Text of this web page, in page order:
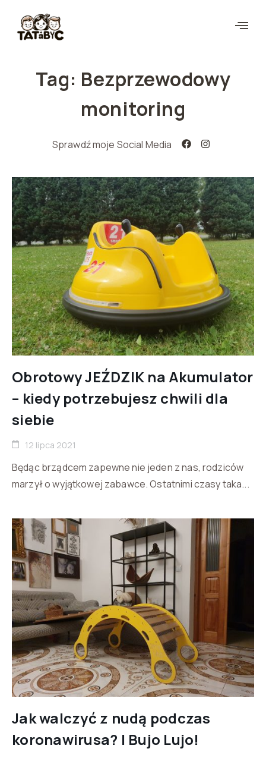
Tag: Bezprzewodowy
monitoring
Sprawdź moje Social Media
Obrotowy JEŹDZIK na Akumulator
– kiedy potrzebujesz chwili dla
siebie
12 lipca 2021
Będąc brządcem zapewne nie jeden z nas, rodziców
marzył o wyjątkowej zabawce. Ostatnimi czasy taka...
Jak walczyć z nudą podczas
koronawirusa? | Bujo Lujo!